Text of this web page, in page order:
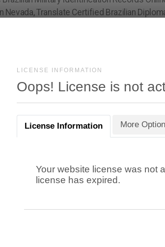
LICENSE INFORMATION
Oops! License is not
License Information More
Your website license was not
license has expired.